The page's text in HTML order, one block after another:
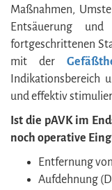
Maßnahmen,
Entsäuerung und
fortgeschrittenen
mit der
Indikationsbereich
und effektiv
Ist die pAVK im
noch operative
Entfernung
Aufdehnung